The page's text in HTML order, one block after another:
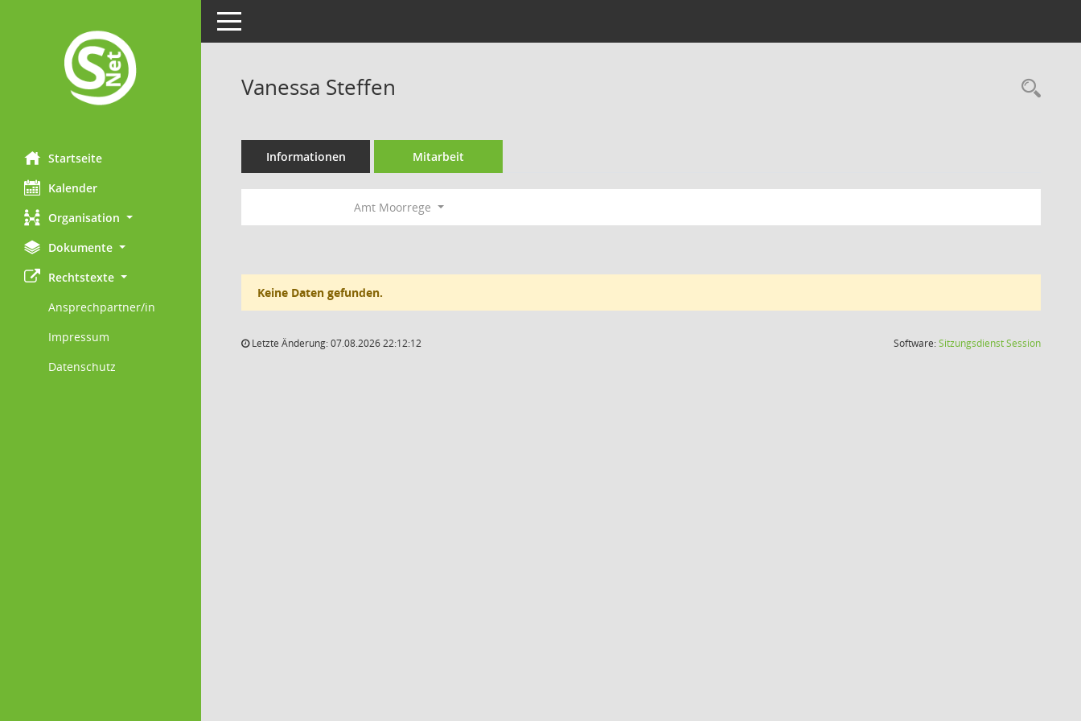
Startseite
Kalender
Organisation
Dokumente
Rechtstexte
Ansprechpartner/in
Impressum
Datenschutz
Toggle navigation
Vanessa Steffen
Informationen Mitarbeit
Amt Moorrege
Keine Daten gefunden.
Letzte Änderung: 07.08.2026 22:12:12 Software:SitzungsdienstSession(Wird in